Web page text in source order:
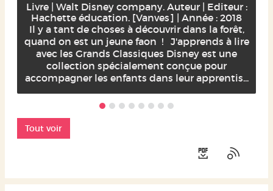
Livre | Walt Disney company. Auteur | Editeur :
Hachette éducation. [Vanves] | Année : 2018
Il y a tant de choses à découvrir dans la forêt,
quand on est un jeune faon ! J'apprends à lire
avec les Grands Classiques Disney est une
collection spécialement conçue pour
accompagner les enfants dans leur apprentis...
Tout voir